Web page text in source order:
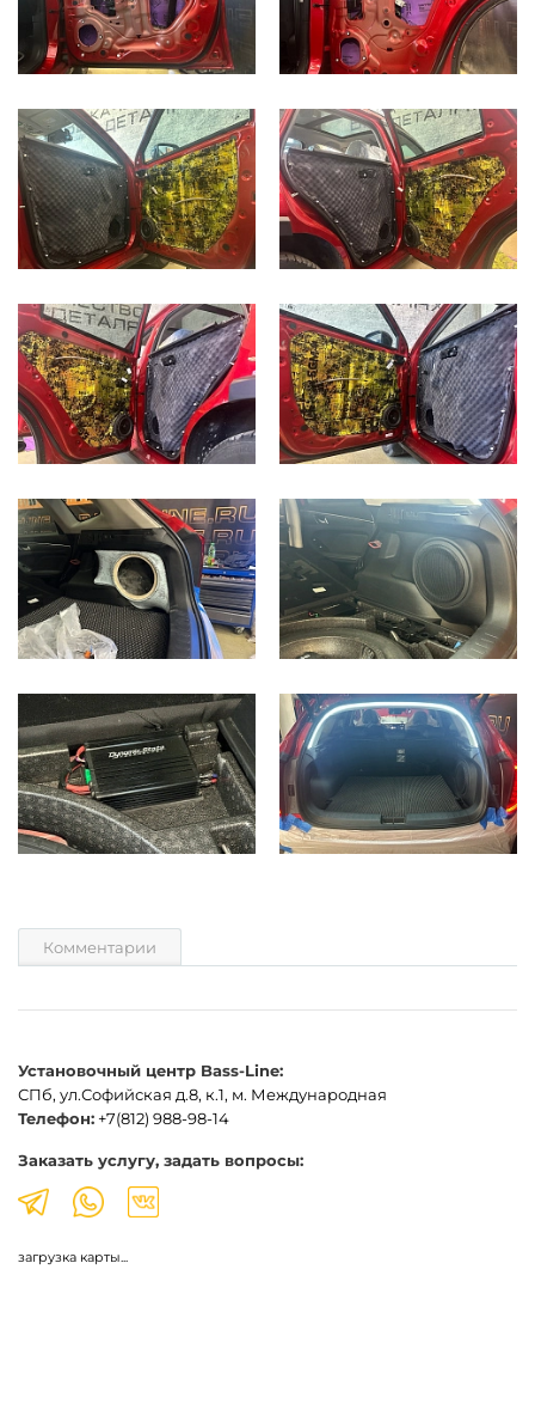
Комментарии
Установочный центр Bass-Line:
СПб, ул.Софийская д.8, к.1, м. Международная
Телефон: +7(812) 988-98-14
Заказать услугу, задать вопросы:
загрузка карты...